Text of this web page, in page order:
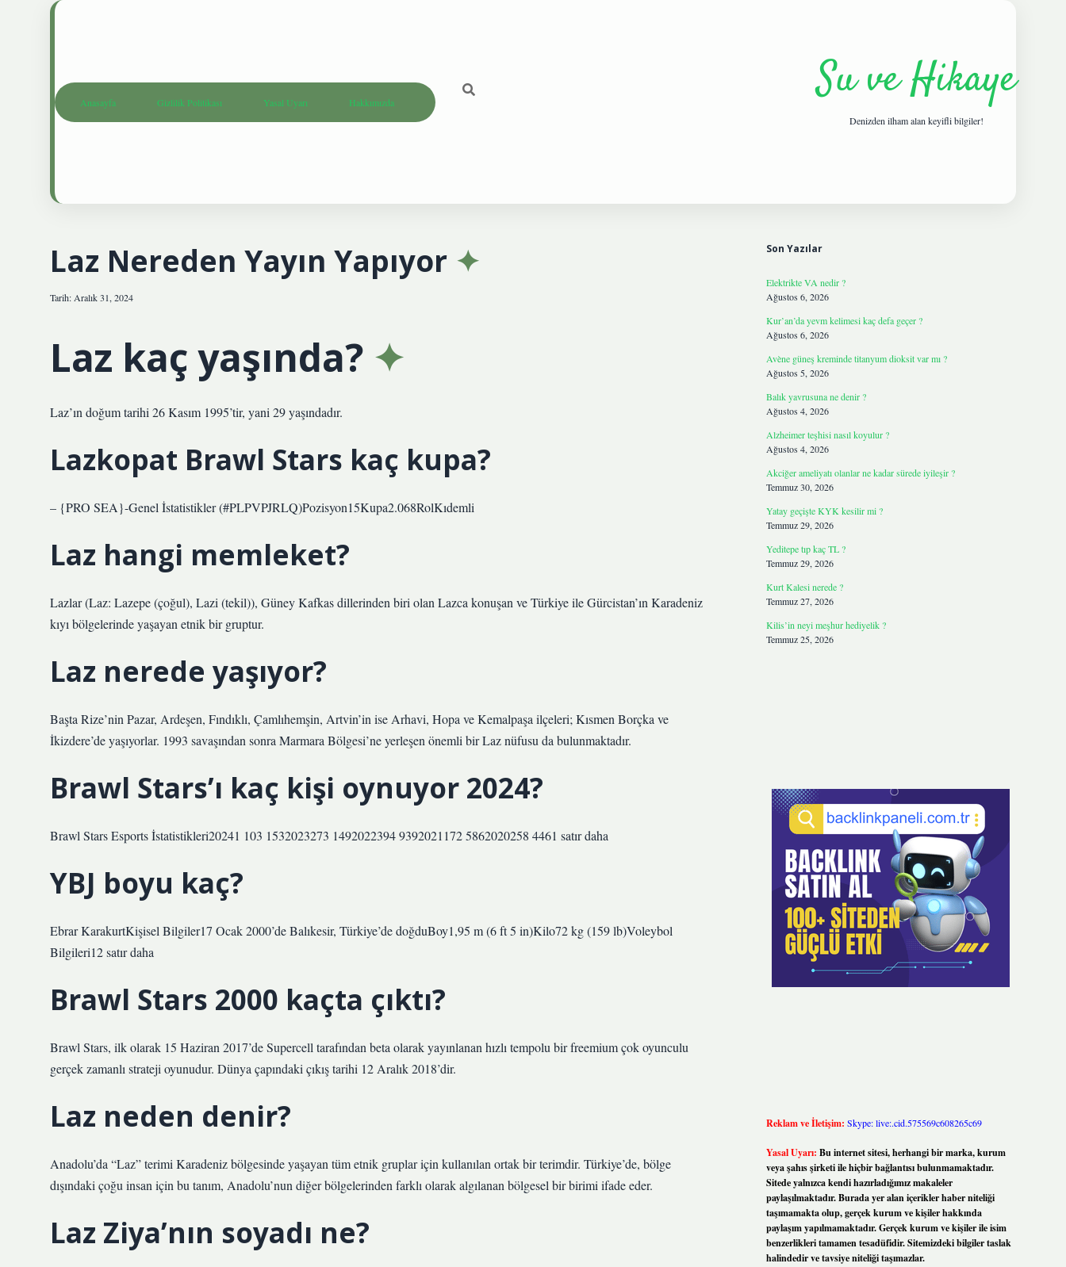
Anasayfa Gizlilik Politikası Yasal Uyarı Hakkımızda Su ve Hikaye
Denizden ilham alan keyifli bilgiler!
Laz Nereden Yayın Yapıyor
Tarih: Aralık 31, 2024
Laz kaç yaşında?
Laz’ın doğum tarihi 26 Kasım 1995’tir, yani 29 yaşındadır.
Lazkopat Brawl Stars kaç kupa?
– {PRO SEA}-Genel İstatistikler (#PLPVPJRLQ)Pozisyon15Kupa2.068RolKıdemli
Laz hangi memleket?
Lazlar (Laz: Lazepe (çoğul), Lazi (tekil)), Güney Kafkas dillerinden biri olan Lazca konuşan ve Türkiye ile Gürcistan’ın Karadeniz
kıyı bölgelerinde yaşayan etnik bir gruptur.
Laz nerede yaşıyor?
Başta Rize’nin Pazar, Ardeşen, Fındıklı, Çamlıhemşin, Artvin’in ise Arhavi, Hopa ve Kemalpaşa ilçeleri; Kısmen Borçka ve
İkizdere’de yaşıyorlar. 1993 savaşından sonra Marmara Bölgesi’ne yerleşen önemli bir Laz nüfusu da bulunmaktadır.
Brawl Stars’ı kaç kişi oynuyor 2024?
Brawl Stars Esports İstatistikleri20241 103 1532023273 1492022394 9392021172 5862020258 4461 satır daha
YBJ boyu kaç?
Ebrar KarakurtKişisel Bilgiler17 Ocak 2000’de Balıkesir, Türkiye’de doğduBoy1,95 m (6 ft 5 in)Kilo72 kg (159 lb)Voleybol
Bilgileri12 satır daha
Brawl Stars 2000 kaçta çıktı?
Brawl Stars, ilk olarak 15 Haziran 2017’de Supercell tarafından beta olarak yayınlanan hızlı tempolu bir freemium çok oyunculu
gerçek zamanlı strateji oyunudur. Dünya çapındaki çıkış tarihi 12 Aralık 2018’dir.
Laz neden denir?
Anadolu’da “Laz” terimi Karadeniz bölgesinde yaşayan tüm etnik gruplar için kullanılan ortak bir terimdir. Türkiye’de, bölge
dışındaki çoğu insan için bu tanım, Anadolu’nun diğer bölgelerinden farklı olarak algılanan bölgesel bir birimi ifade eder.
Laz Ziya’nın soyadı ne?
Son Yazılar
Elektrikte VA nedir ?
Ağustos 6, 2026
Kur’an’da yevm kelimesi kaç defa geçer ?
Ağustos 6, 2026
Avène güneş kreminde titanyum dioksit var mı ?
Ağustos 5, 2026
Balık yavrusuna ne denir ?
Ağustos 4, 2026
Alzheimer teşhisi nasıl koyulur ?
Ağustos 4, 2026
Akciğer ameliyatı olanlar ne kadar sürede iyileşir ?
Temmuz 30, 2026
Yatay geçişte KYK kesilir mi ?
Temmuz 29, 2026
Yeditepe tıp kaç TL ?
Temmuz 29, 2026
Kurt Kalesi nerede ?
Temmuz 27, 2026
Kilis’in neyi meşhur hediyelik ?
Temmuz 25, 2026
Reklam ve İletişim: Skype: live:.cid.575569c608265c69
Yasal Uyarı: Bu internet sitesi, herhangi bir marka, kurum
veya şahıs şirketi ile hiçbir bağlantısı bulunmamaktadır.
Sitede yalnızca kendi hazırladığımız makaleler
paylaşılmaktadır. Burada yer alan içerikler haber niteliği
taşımamakta olup, gerçek kurum ve kişiler hakkında
paylaşım yapılmamaktadır. Gerçek kurum ve kişiler ile isim
benzerlikleri tamamen tesadüfidir. Sitemizdeki bilgiler taslak
halindedir ve tavsiye niteliği taşımazlar.